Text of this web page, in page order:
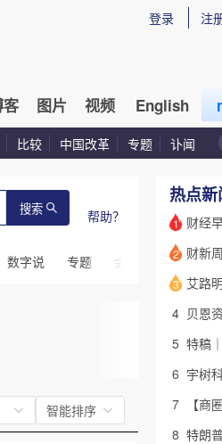
登录 注
图片 视频 English
比较 中国改革 专题 讣闻
搜索 帮助？
数字说 专题 会议 话题
智能排序
热点新
1
2 财新
3
4
5
6
7
8